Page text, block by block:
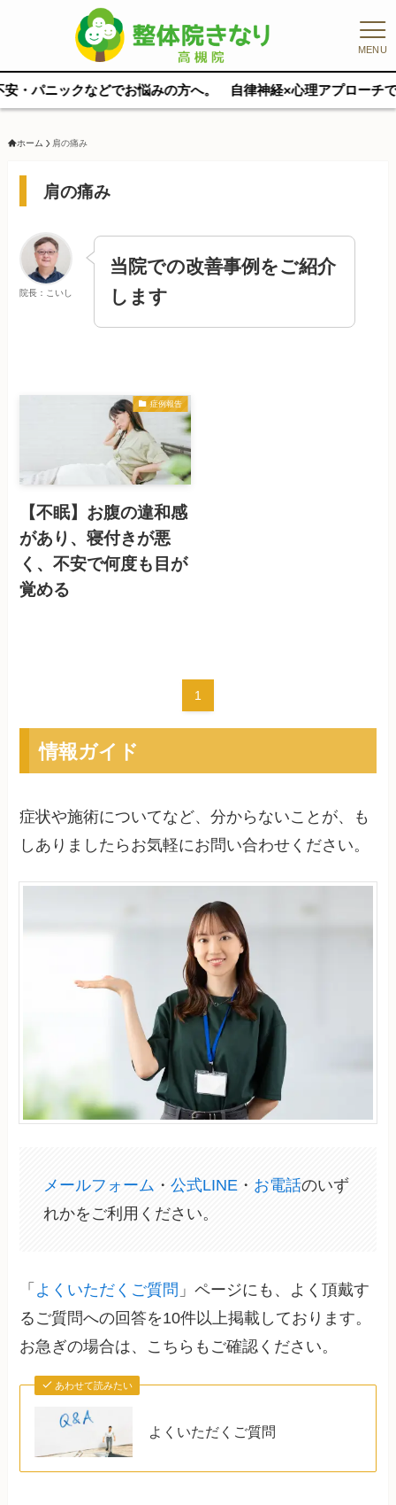
MENU
ニックなどでお悩みの方へ。 自律神経×心理アプローチで根
ホーム 肩の痛み
肩の痛み
院長：こいし
当院での改善事例をご紹介
します
症例報告
【不眠】お腹の違和感
があり、寝付きが悪
く、不安で何度も目が
覚める
1
情報ガイド
症状や施術についてなど、分からないことが、も
しありましたらお気軽にお問い合わせください。
メールフォーム ・公式LINE ・ お電話のいず
れかをご利用ください。
「 よくいただくご質問 」ページにも、よく頂戴す
るご質問への回答を10件以上掲載しております。
お急ぎの場合は、こちらもご確認ください。
あわせて読みたい
よくいただくご質問